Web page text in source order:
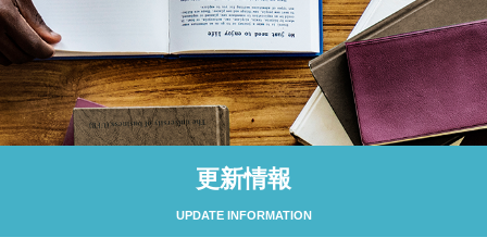
更新情報
UPDATE INFORMATION